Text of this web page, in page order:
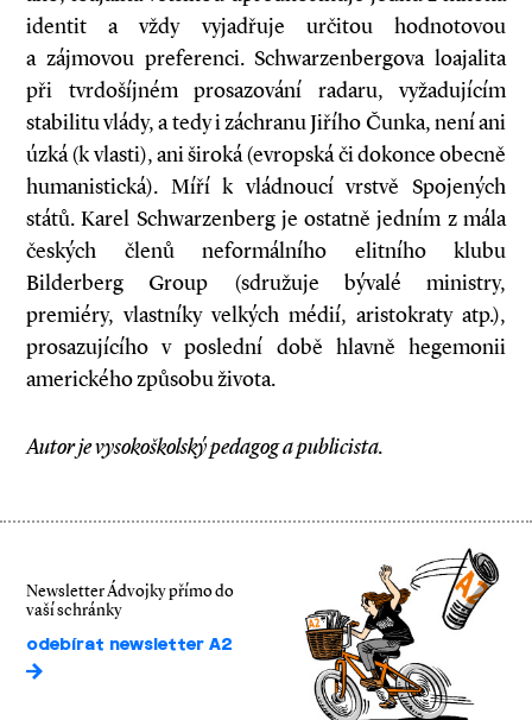
identit a vždy vyjadřuje určitou hodnotovou
a zájmovou preferenci. Schwarzenbergova loajalita
při tvrdošíjném prosazování radaru, vyžadujícím
stabilitu vlády, a tedy i záchranu Jiřího Čunka, není ani
úzká (k vlasti), ani široká (evropská či dokonce obecně
humanistická). Míří k vládnoucí vrstvě Spojených
států. Karel Schwarzenberg je ostatně jedním z mála
českých členů neformálního elitního klubu
Bilderberg Group (sdružuje bývalé ministry,
premiéry, vlastníky velkých médií, aristokraty atp.),
prosazujícího v poslední době hlavně hegemonii
amerického způsobu života.
Autor je vysokoškolský pedagog a publicista.
Newsletter Ádvojky přímo do
vaší schránky
odebírat newsletter A2